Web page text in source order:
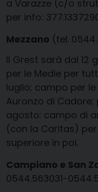
a Varazze (c/o
per info:
Mezzano (tel.
Il Grest sarà dal 12
per le Medie per
luglio; campo per
Auronzo di
agosto: campo di
(con la Caritas)
superiore in poi.
Campiano e San
0544.563031-